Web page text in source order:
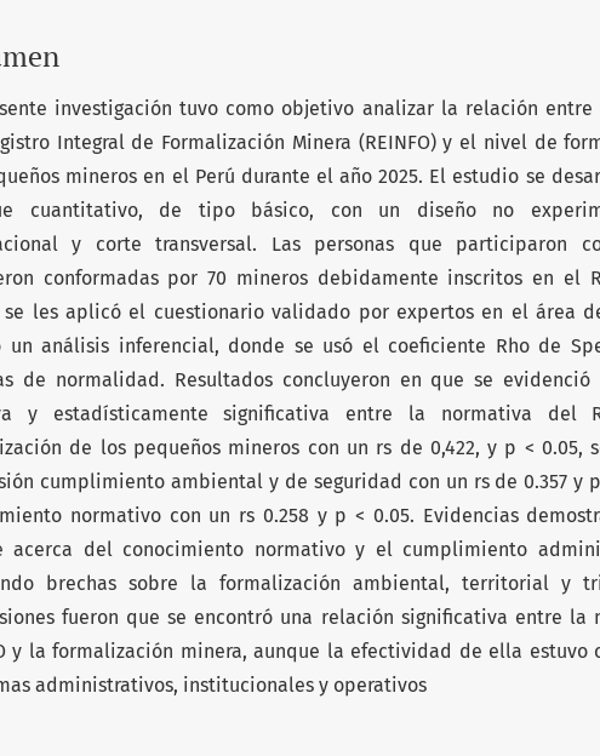
investigación tuvo como objetivo analizar la relación
Integral de Formalización Minera (REINFO) y el nivel de
mineros en el Perú durante el año 2025. El estudio se
cuantitativo, de tipo básico, con un diseño no
y corte transversal. Las personas que participaron
conformadas por 70 mineros debidamente inscritos en el
se les aplicó el cuestionario validado por expertos en el área
un análisis inferencial, donde se usó el coeficiente Rho de
de normalidad. Resultados concluyeron en que se evidenció
y estadísticamente significativa entre la normativa del
de los pequeños mineros con un rs de 0,422, y p < 0.05,
cumplimiento ambiental y de seguridad con un rs de 0.357 y
normativo con un rs 0.258 y p < 0.05. Evidencias
acerca del conocimiento normativo y el cumplimiento
brechas sobre la formalización ambiental, territorial y
fueron que se encontró una relación significativa entre la
y la formalización minera, aunque la efectividad de ella estuvo
administrativos, institucionales y operativos